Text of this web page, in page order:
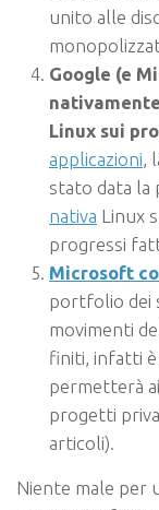
unito alle
Google (e
Linux sui
applicazioni
stato data la
nativa Linux
progressi
Microsoft
portfolio dei
movimenti
finiti, infatti
permetterà
progetti
articoli).
Niente male per